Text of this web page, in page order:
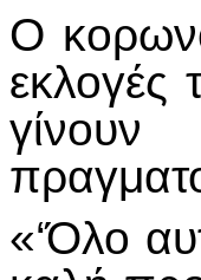
Ο
«‘Όλο